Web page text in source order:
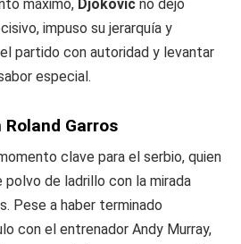
máximo, Djokovic no dejó
impuso su jerarquía y
partido con autoridad y levantar
especial.
Garros
clave para el serbio, quien
de ladrillo con la mirada
Pese a haber terminado
con el entrenador Andy Murray,